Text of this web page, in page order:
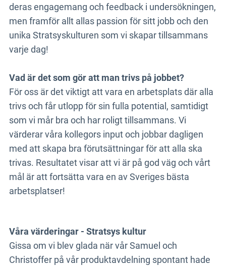
deras engagemang och feedback i undersökningen,
men framför allt allas passion för sitt jobb och den
unika Stratsyskulturen som vi skapar tillsammans
varje dag!
Vad är det som gör att man trivs på jobbet?
För oss är det viktigt att vara en arbetsplats där alla
trivs och får utlopp för sin fulla potential, samtidigt
som vi mår bra och har roligttillsammans. Vi
värderar våra kollegors input och jobbar dagligen
med att skapa bra förutsättningar för att alla ska
trivas. Resultatet visar att vi är på god väg och vårt
mål är att fortsätta vara en av Sverigesbästa
arbetsplatser!
Våra värderingar - Stratsys kultur
Gissa om vi blev glada när vår Samuel och
Christoffer på vår produktavdelning spontant hade